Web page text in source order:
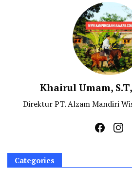
Khairul Umam,
Direktur PT. Alzam Mandiri
Categories